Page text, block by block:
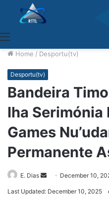
Home / Desportu(tv)
Desportu(tv)
Bandeira
Iha Serimónia
Games
Permanente
E. Dias
Send
an
December 10,
Last Updated: December 10, 2025